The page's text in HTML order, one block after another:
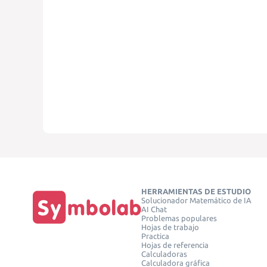
HERRAMIENTAS DE ESTUDIO
Solucionador Matemático de IA
AI Chat
Problemas populares
Hojas de trabajo
Practica
Hojas de referencia
Calculadoras
Calculadora gráfica